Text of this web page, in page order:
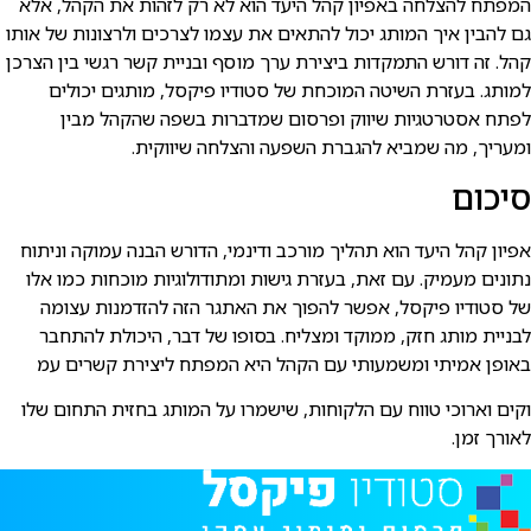
גם להבין איך המותג יכול להתאים את עצמו לצרכים ולרצונות של אותו
קהל. זה דורש התמקדות ביצירת ערך מוסף ובניית קשר רגשי בין הצרכן
למותג. בעזרת השיטה המוכחת של סטודיו פיקסל, מותגים יכולים
לפתח אסטרטגיות שיווק ופרסום שמדברות בשפה שהקהל מבין
ומעריך, מה שמביא להגברת השפעה והצלחה שיווקית.
סיכום
אפיון קהל היעד הוא תהליך מורכב ודינמי, הדורש הבנה עמוקה וניתוח
נתונים מעמיק. עם זאת, בעזרת גישות ומתודולוגיות מוכחות כמו אלו
של סטודיו פיקסל, אפשר להפוך את האתגר הזה להזדמנות עצומה
לבניית מותג חזק, ממוקד ומצליח. בסופו של דבר, היכולת להתחבר
באופן אמיתי ומשמעותי עם הקהל היא המפתח ליצירת קשרים עמ
וקים וארוכי טווח עם הלקוחות, שישמרו על המותג בחזית התחום שלו
לאורך זמן.